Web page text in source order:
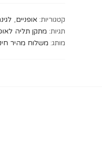
במחסן
quantity
קטגוריות: אופניים,
תגיות: מתקן תליה
מותג: משלוח מהיר